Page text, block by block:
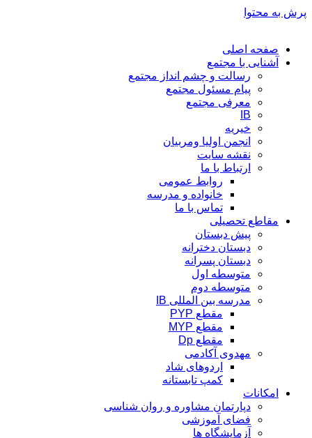
پرش به محتوا
صفحه اصلی
آشنایی با مجتمع
رسالت و چشم انداز مجتمع
پیام مسئول مجتمع
معرفی مجتمع
IB
خیریه
انجمن اولیا ومربیان
نقشه سایت
ارتباط با ما
روابط عمومی
خانواده و مدرسه
تماس با ما
مقاطع تحصیلی
پیش دبستان
دبستان دخترانه
دبستان پسرانه
متوسطه اول
متوسطه دوم
مدرسه بین المللی IB
مقطع PYP
مقطع MYP
مقطع Dp
مهدوی آکادمی
اردوهای شاد
کمپ تابستانه
امکانات
دپارتمان مشاوره و روان شناسی
فضای آموزشی
آزمایشگاه ها